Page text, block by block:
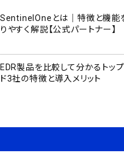
SentinelOneとは｜特徴と機能
りやすく解説【公式パートナー】
EDR製品を比較して分かるトッ
ド3社の特徴と導入メリット